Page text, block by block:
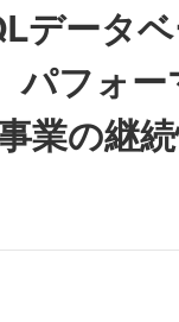
ータベ
パフォ
業の継